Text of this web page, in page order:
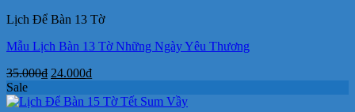
24.000₫.
Lịch Để Bàn 13 Tờ
Mẫu Lịch Bàn 13 Tờ Những Ngày Yêu Thương
35.000₫ Giá
là:
24.000₫Giá
tại
Sale